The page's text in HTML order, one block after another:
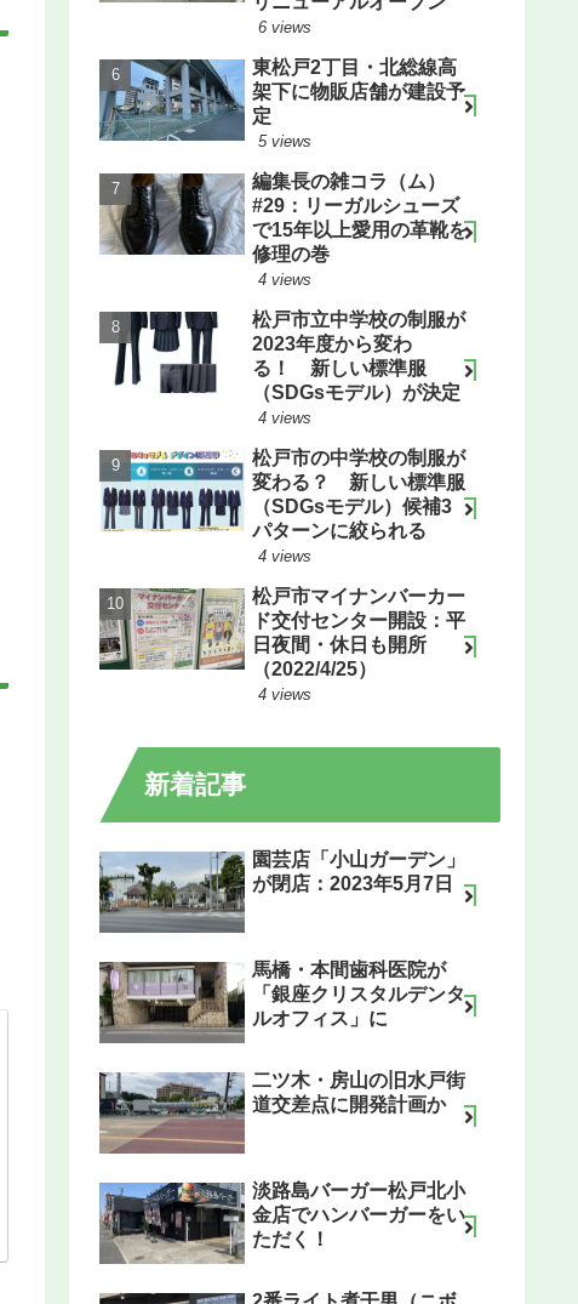
6 views
東松戸2丁目・北総線高
架下に物販店舗が建設予
定
5 views
編集長の雑コラ（ム）
#29：リーガルシューズ
で15年以上愛用の革靴を
修理の巻
4 views
松戸市立中学校の制服が
2023年度から変わ
る！ 新しい標準服
（SDGsモデル）が決定
4 views
松戸市の中学校の制服が
変わる？ 新しい標準服
（SDGsモデル）候補3
パターンに絞られる
4 views
松戸市マイナンバーカー
ド交付センター開設：平
日夜間・休日も開所
（2022/4/25）
4 views
新着記事
園芸店「小山ガーデン」
が閉店：2023年5月7日
馬橋・本間歯科医院が
「銀座クリスタルデンタ
ルオフィス」に
二ツ木・房山の旧水戸街
道交差点に開発計画か
淡路島バーガー松戸北小
金店でハンバーガーをい
ただく！